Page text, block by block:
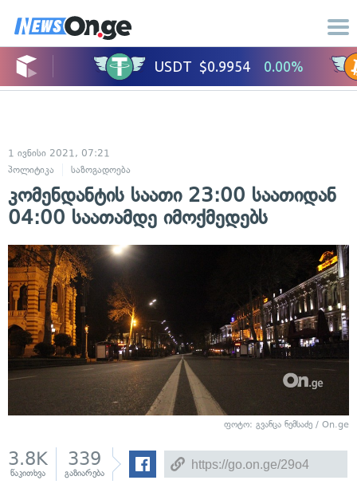
1 ივნისი 2021, 07:21
პოლიტიკა
საზოგადოება
კომენდანტის საათი 23:00 საათიდან
04:00 საათამდე იმოქმედებს
ფოტო: გვანცა ნემსაძე / On.ge
3.8K
წაკითხვა
339
გაზიარება